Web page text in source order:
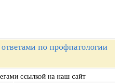
по профпатологии
ссылкой на наш сайт